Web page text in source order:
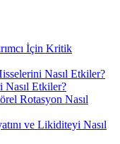
İçin Kritik
Nasıl Etkiler?
Etkiler?
Rotasyon Nasıl
ve Likiditeyi Nasıl